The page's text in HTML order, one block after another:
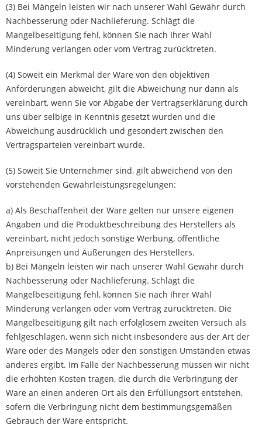
(3) Bei Mängeln leisten wir nach unserer Wahl Gewähr durch
Nachbesserung oder Nachlieferung. Schlägt die
Mangelbeseitigung fehl, können Sie nach Ihrer Wahl
Minderung verlangen oder vom Vertrag zurücktreten.
(4) Soweit ein Merkmal der Ware von den objektiven
Anforderungen abweicht, gilt die Abweichung nur dann als
vereinbart, wenn Sie vor Abgabe der Vertragserklärung durch
uns über selbige in Kenntnis gesetzt wurden und die
Abweichung ausdrücklich und gesondert zwischen den
Vertragsparteien vereinbart wurde.
(5) Soweit Sie Unternehmer sind, gilt abweichend von den
vorstehenden Gewährleistungsregelungen:
a) Als Beschaffenheit der Ware gelten nur unsere eigenen
Angaben und die Produktbeschreibung des Herstellers als
vereinbart, nicht jedoch sonstige Werbung, öffentliche
Anpreisungen und Äußerungen des Herstellers.
b) Bei Mängeln leisten wir nach unserer Wahl Gewähr durch
Nachbesserung oder Nachlieferung. Schlägt die
Mangelbeseitigung fehl, können Sie nach Ihrer Wahl
Minderung verlangen oder vom Vertrag zurücktreten. Die
Mängelbeseitigung gilt nach erfolglosem zweiten Versuch als
fehlgeschlagen, wenn sich nicht insbesondere aus der Art der
Ware oder des Mangels oder den sonstigen Umständen etwas
anderes ergibt. Im Falle der Nachbesserung müssen wir nicht
die erhöhten Kosten tragen, die durch die Verbringung der
Ware an einen anderen Ort als den Erfüllungsort entstehen,
sofern die Verbringung nicht dem bestimmungsgemäßen
Gebrauch der Ware entspricht.